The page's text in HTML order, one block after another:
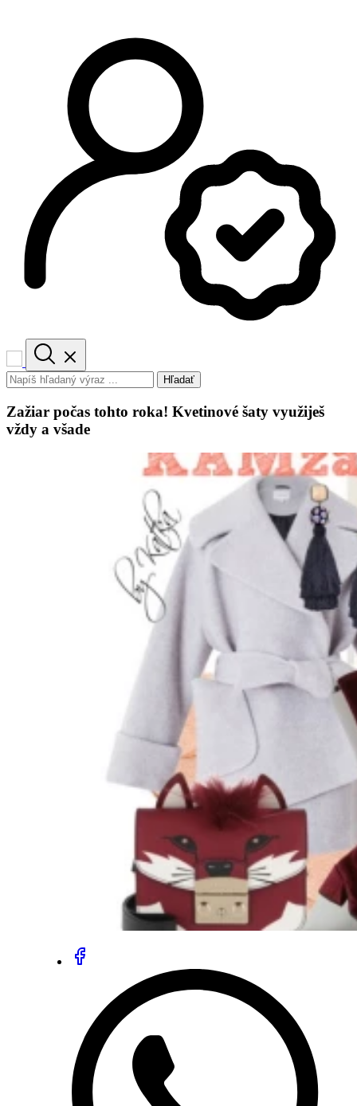
Hľadať
Zažiar počas tohto roka! Kvetinové šaty využiješ
vždy a všade